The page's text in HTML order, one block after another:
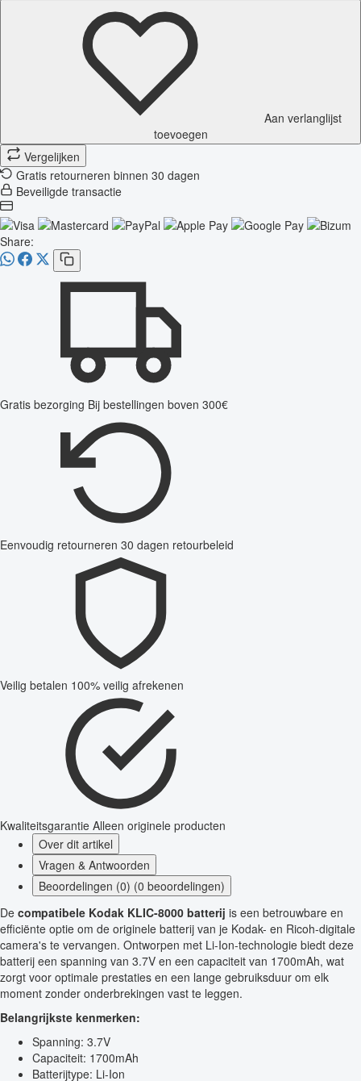
Aan verlanglijst
toevoegen
Vergelijken
Gratis retourneren binnen 30 dagen
Beveiligde transactie
Share:
Gratis bezorging Bij bestellingen boven 300€
Eenvoudig retourneren 30 dagen retourbeleid
Veilig betalen 100% veilig afrekenen
Kwaliteitsgarantie Alleen originele producten
Over dit artikel
Vragen & Antwoorden
Beoordelingen (0) (0 beoordelingen)
De compatibele Kodak KLIC-8000 batterij is een betrouwbare en
efficiënte optie om de originele batterij van je Kodak- en Ricoh-digitale
camera's te vervangen. Ontworpen met Li-Ion-technologie biedt deze
batterij een spanning van 3.7V en een capaciteit van 1700mAh, wat
zorgt voor optimale prestaties en een lange gebruiksduur om elk
moment zonder onderbrekingen vast te leggen.
Belangrijkste kenmerken:
Spanning: 3.7V
Capaciteit: 1700mAh
Batterijtype: Li-Ion